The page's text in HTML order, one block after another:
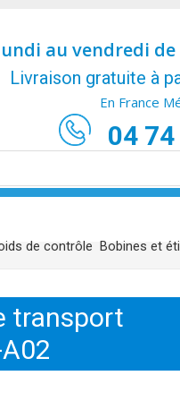
04
au vendredi de
En France
Livraison gratuite à
de contrôle Bobines et
transport